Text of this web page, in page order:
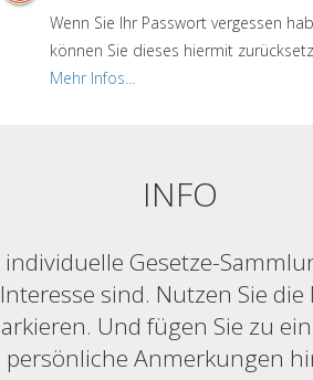
Wenn Sie Ihr Passwort vergessen
können Sie dieses hiermit
Mehr Infos...
INFO
Gesetze-
sind. Nutzen Sie
Und fügen Sie zu
persönliche Anmerkungen